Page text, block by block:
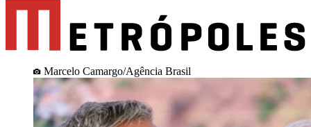
Marcelo Camargo/Agência Brasil